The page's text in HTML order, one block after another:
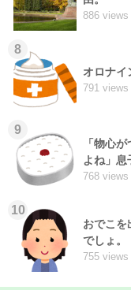
886 views
8
オロナイ
791 views
9
「物心
よね」
768 views
10
おでこを
でしょ。
755 views